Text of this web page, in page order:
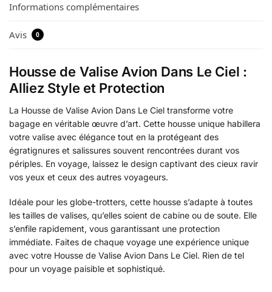
Informations complémentaires
Avis 0
Housse de Valise Avion Dans Le Ciel :
Alliez Style et Protection
La Housse de Valise Avion Dans Le Ciel transforme votre
bagage en véritable œuvre d’art. Cette housse unique habillera
votre valise avec élégance tout en la protégeant des
égratignures et salissures souvent rencontrées durant vos
périples. En voyage, laissez le design captivant des cieux ravir
vos yeux et ceux des autres voyageurs.
Idéale pour les globe-trotters, cette housse s’adapte à toutes
les tailles de valises, qu’elles soient de cabine ou de soute. Elle
s’enfile rapidement, vous garantissant une protection
immédiate. Faites de chaque voyage une expérience unique
avec votre Housse de Valise Avion Dans Le Ciel. Rien de tel
pour un voyage paisible et sophistiqué.